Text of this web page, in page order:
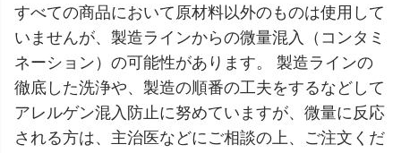
すべての商品において原材料以外のものは使用して
いませんが、製造ラインからの微量混入（コンタミ
ネーション）の可能性があります。 製造ラインの
徹底した洗浄や、製造の順番の工夫をするなどして
アレルゲン混入防止に努めていますが、微量に反応
される方は、主治医などにご相談の上、ご注文くだ